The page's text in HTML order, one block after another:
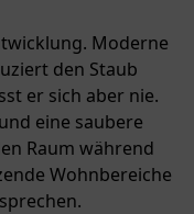
Moderne
den Staub
er sich aber nie.
eine saubere
Raum während
Wohnbereiche